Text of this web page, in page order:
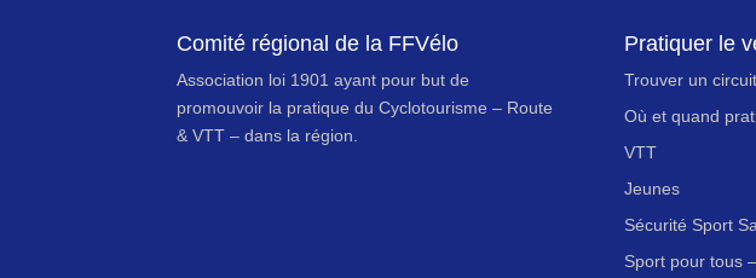
Comité régional de la FFVélo
Association loi 1901 ayant pour but de
promouvoir la pratique du Cyclotourisme – Route
& VTT – dans la région.
Pratiquer le
Trouver un circuit
Où et quand
VTT
Jeunes
Sécurité Sport
Sport pour tous